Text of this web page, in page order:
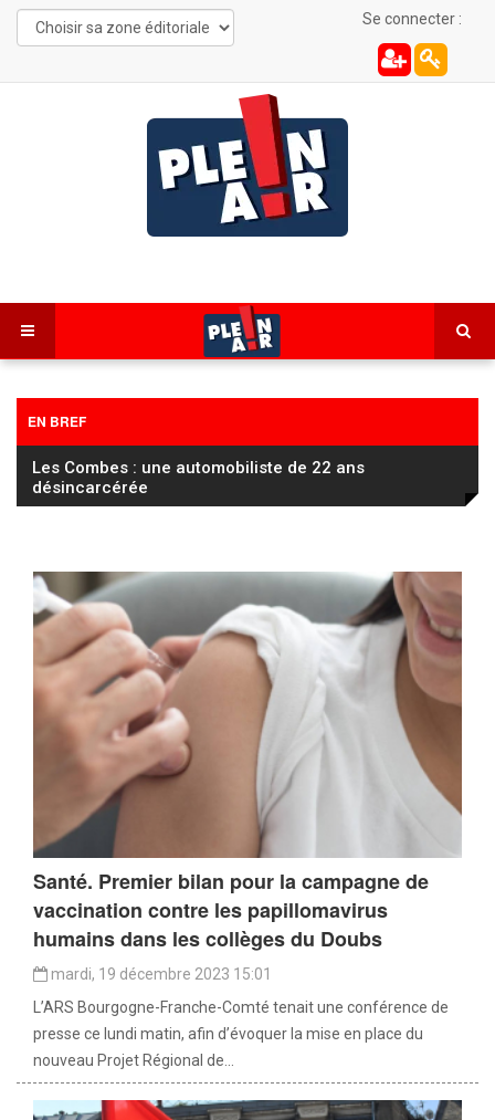
Se connecter :
EN BREF
Les Combes : une automobiliste de 22 ans
désincarcérée
Santé. Premier bilan pour la campagne de
vaccination contre les papillomavirus
humains dans les collèges du Doubs
mardi, 19 décembre 2023 15:01
L’ARS Bourgogne-Franche-Comté tenait une conférence de
presse ce lundi matin, afin d’évoquer la mise en place du
nouveau Projet Régional de...